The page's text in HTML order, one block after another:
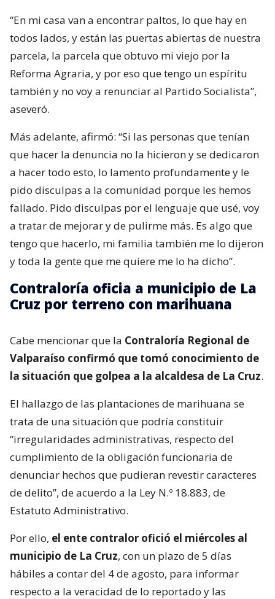
“En mi casa van a encontrar paltos, lo que hay en
todos lados, y están las puertas abiertas de nuestra
parcela, la parcela que obtuvo mi viejo por la
Reforma Agraria, y por eso que tengo un espíritu
también y no voy a renunciar al Partido Socialista”,
aseveró.
Más adelante, afirmó: “Si las personas que tenían
que hacer la denuncia no la hicieron y se dedicaron
a hacer todo esto, lo lamento profundamente y le
pido disculpas a la comunidad porque les hemos
fallado. Pido disculpas por el lenguaje que usé, voy
a tratar de mejorar y de pulirme más. Es algo que
tengo que hacerlo, mi familia también me lo dijeron
y toda la gente que me quiere me lo ha dicho”.
Contraloría oficia a municipio de La
Cruz por terreno con marihuana
Cabe mencionar que la Contraloría Regional de
Valparaíso confirmó que tomó conocimiento de
la situación que golpea a la alcaldesa de La Cruz.
El hallazgo de las plantaciones de marihuana se
trata de una situación que podría constituir
“irregularidades administrativas, respecto del
cumplimiento de la obligación funcionaria de
denunciar hechos que pudieran revestir caracteres
de delito”, de acuerdo a la Ley N.º 18.883, de
Estatuto Administrativo.
Por ello, el ente contralor ofició el miércoles al
municipio de La Cruz, con un plazo de 5 días
hábiles a contar del 4 de agosto, para informar
respecto a la veracidad de lo reportado y las